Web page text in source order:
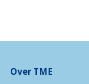
Over TME